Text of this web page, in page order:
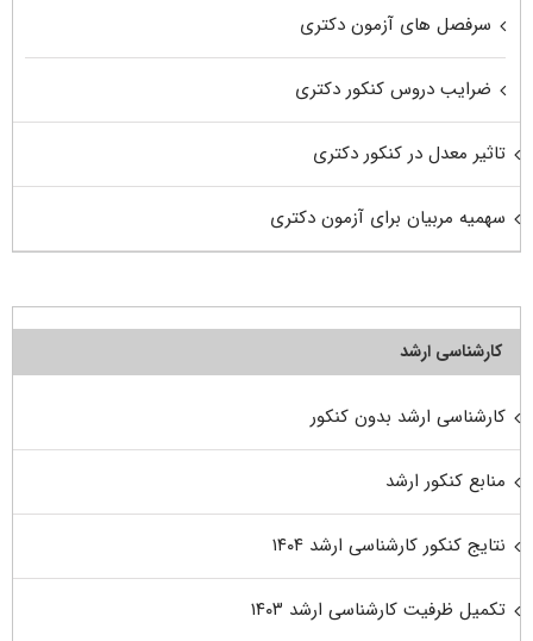
سرفصل های آزمون دکتری
ضرایب دروس کنکور دکتری
تاثیر معدل در کنکور دکتری
سهمیه مربیان برای آزمون دکتری
کارشناسی ارشد
کارشناسی ارشد بدون کنکور
منابع کنکور ارشد
نتایج کنکور کارشناسی ارشد ۱۴۰۴
تکمیل ظرفیت کارشناسی ارشد ۱۴۰۳